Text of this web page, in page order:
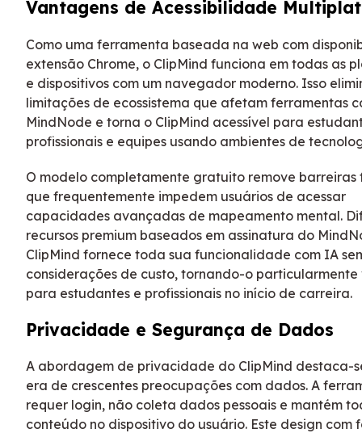
Vantagens de Acessibilidade
Como uma ferramenta baseada na web com
extensão Chrome, o ClipMind funciona em todas as
e dispositivos com um navegador moderno. Isso
limitações de ecossistema que afetam ferramentas
MindNode e torna o ClipMind acessível para
profissionais e equipes usando ambientes de
O modelo completamente gratuito remove barreiras
que frequentemente impedem usuários de acessar
capacidades avançadas de mapeamento mental.
recursos premium baseados em assinatura do
ClipMind fornece toda sua funcionalidade com IA
considerações de custo, tornando-o particularmente
para estudantes e profissionais no início de carreira.
Privacidade e Segurança de Dados
A abordagem de privacidade do ClipMind destaca-
era de crescentes preocupações com dados. A
requer login, não coleta dados pessoais e mantém
conteúdo no dispositivo do usuário. Este design com